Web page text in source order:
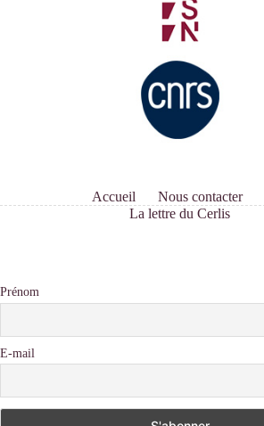
Accueil Nous contacter
La lettre du Cerlis
Prénom
E-mail